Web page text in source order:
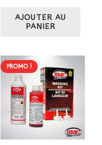
était :
99,00 €.
AJOUTER AU
PANIER
PROMO !